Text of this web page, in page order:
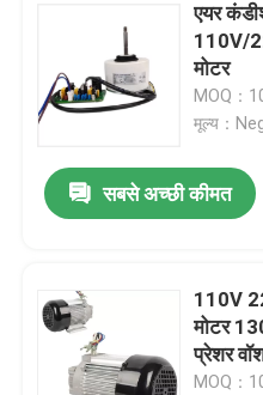
एयर
110V/
मोटर
MOQ：
मूल्य：
सबसे अच्छी कीमत
110V
मोटर
प्रेशर
MOQ：